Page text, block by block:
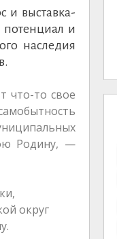
и выставка-
и
наследия
что-то свое
Родину, —
округ